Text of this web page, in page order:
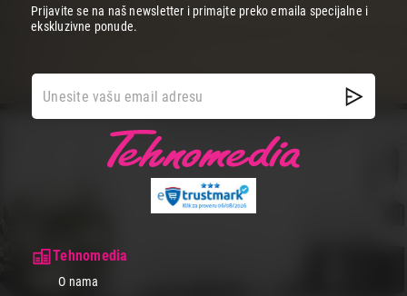
Tehnomedia
O nama
Prijavite se na naš newsletter i primajte preko emaila specijalne i
ekskluzivne ponude.